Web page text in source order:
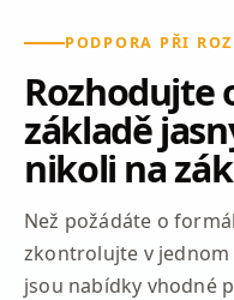
PODPORA PŘI
Rozhodujte
základě
nikoli na
Než požádáte o
zkontrolujte v
jsou nabídky vhodné